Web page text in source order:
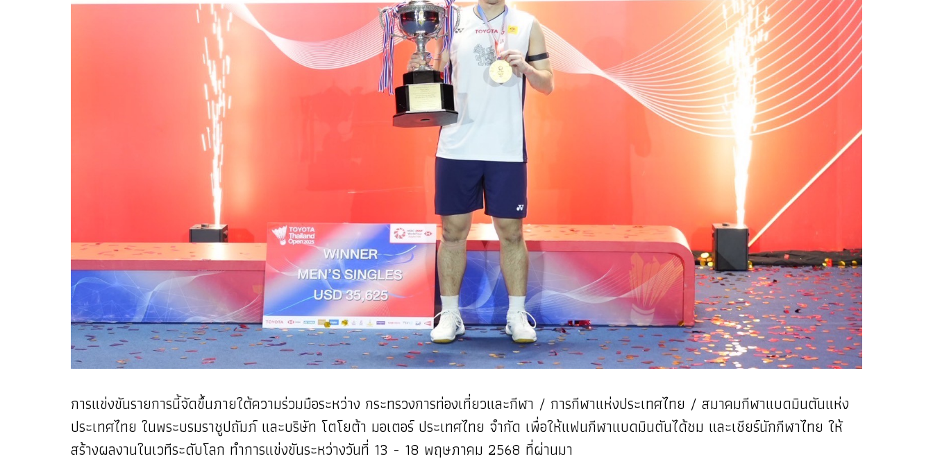
การแข่งขันรายการนี้จัดขึ้นภายใต้ความร่วมมือระหว่าง กระทรวงการท่องเที่ยวและกีฬา / การกีฬาแห่งประเทศไทย / สมาคมกีฬาแบดมินตันแห่ง
ประเทศไทย ในพระบรมราชูปถัมภ์ และบริษัท โตโยต้า มอเตอร์ ประเทศไทย จำกัด เพื่อให้แฟนกีฬาแบดมินตันได้ชม และเชียร์นักกีฬาไทย ให้
สร้างผลงานในเวทีระดับโลก ทำการแข่งขันระหว่างวันที่ 13 - 18 พฤษภาคม 2568 ที่ผ่านมา